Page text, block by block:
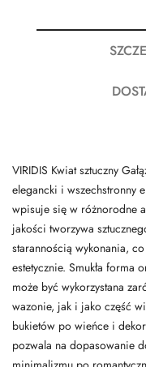
VIRIDIS Kwiat sztuczny
elegancki i wszechstronny
wpisuje się w różnorodne
jakości tworzywa
starannością wykonania,
estetycznie. Smukła forma
może być wykorzystana
wazonie, jak i jako część
bukietów po wieńce i
pozwala na dopasowanie